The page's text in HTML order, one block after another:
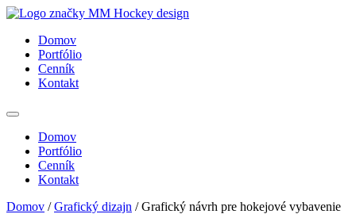
Preskočiť
obsah
Domov
Portfólio
Cenník
Kontakt
Domov
Portfólio
Cenník
Kontakt
Domov /Grafický dizajn / Grafický návrh pre hokejové vybavenie